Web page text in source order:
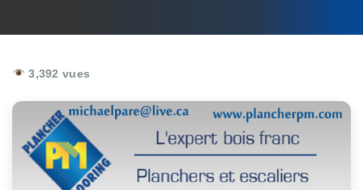
3,392 vues